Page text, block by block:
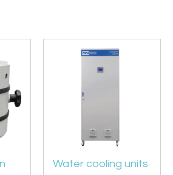
Water cooling units